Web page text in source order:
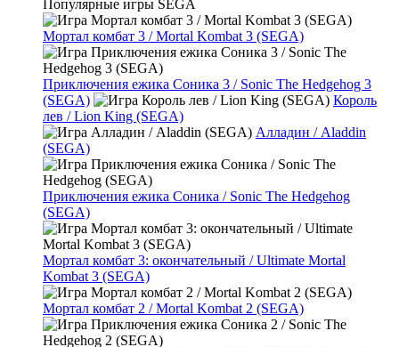
Популярные игры SEGA
Мортал комбат 3 / Mortal Kombat 3 (SEGA)
Приключения ежика Соника 3 / Sonic The Hedgehog 3
(SEGA)
Король
лев / Lion King (SEGA)
Алладин / Aladdin
(SEGA)
Приключения ежика Соника / Sonic The Hedgehog
(SEGA)
Мортал комбат 3: окончательный / Ultimate Mortal
Kombat 3 (SEGA)
Мортал комбат 2 / Mortal Kombat 2 (SEGA)